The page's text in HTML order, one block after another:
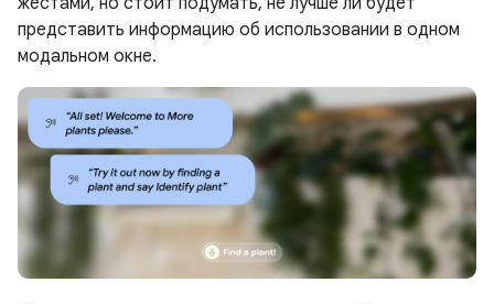
представить информацию об использовании в одном
модальном окне.